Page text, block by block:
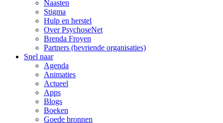
Naasten
Stigma
Hulp en herstel
Over PsychoseNet
Brenda Froyen
Partners (bevriende organisaties)
Snel naar
Agenda
Animaties
Actueel
Apps
Blogs
Boeken
Goede bronnen